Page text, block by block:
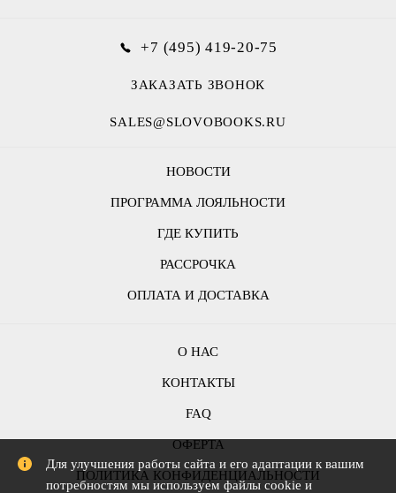
НОВОСТИ
ПРОГРАММА ЛОЯЛЬНОСТИ
ГДЕ КУПИТЬ
РАССРОЧКА
ОПЛАТА И ДОСТАВКА
О НАС
КОНТАКТЫ
FAQ
ОФЕРТА
ПОЛИТИКА КОНФИДЕНЦИАЛЬНОСТИ
+7 (495) 419-20-75
ЗАКАЗАТЬ ЗВОНОК
SALES@SLOVOBOOKS.RU
Для улучшения работы сайта и его адаптации к вашим
потребностям мы используем файлы cookie и